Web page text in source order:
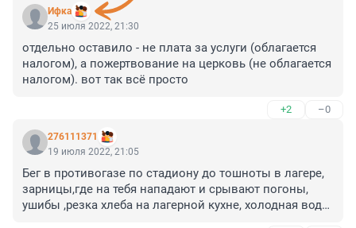
Ифка
25 июля 2022, 21:30
отдельно оставило - не плата за услуги (облагается
налогом), а пожертвование на церковь (не облагается
налогом). вот так всё просто
+2 –0
276111371
19 июля 2022, 21:05
Бег в противогазе по стадиону до тошноты в лагере,
зарницы,где на тебя нападают и срывают погоны,
ушибы ,резка хлеба на лагерной кухне, холодная вода,